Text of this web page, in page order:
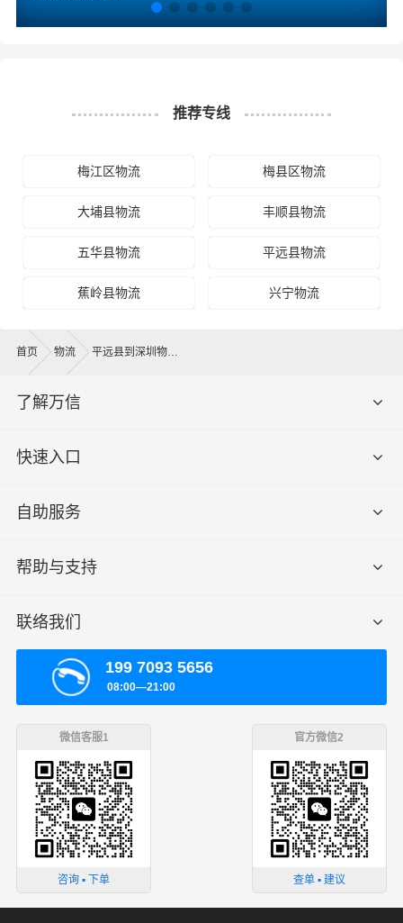
推荐专线
梅江区物流 梅县区物流
大埔县物流 丰顺县物流
五华县物流 平远县物流
蕉岭县物流 兴宁物流
首页 物流 平远县到深圳物流公司
了解万信
快速入口
自助服务
帮助与支持
联络我们
199 7093 5656
08:00—21:00
微信客服1
咨询 ▪ 下单
官方微信2
查单 ▪ 建议